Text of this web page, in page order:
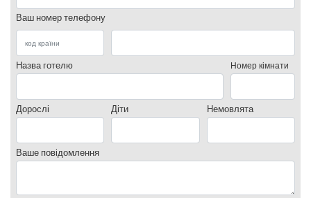
Ваш номер телефону
Назва готелю Номер кімнати
Дорослі Діти Немовлята
Ваше повідомлення